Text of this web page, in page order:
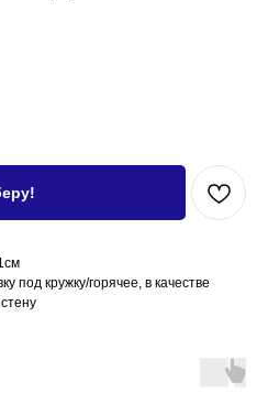
под кружку/горячее, в качестве